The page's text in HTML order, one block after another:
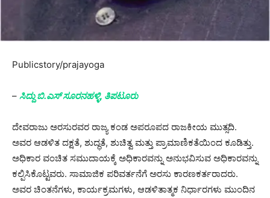
Publicstory/prajayoga
– ಸಿದ್ದು ಬಿ.ಎಸ್ ಸೂರನಹಳ್ಳಿ, ತಿಪಟೂರು
ದೇವರಾಜು ಅರಸುರವರ ರಾಜ್ಯ ಕಂಡ ಅಪರೂಪದ ರಾಜಕೀಯ ಮುತ್ಸದಿ.
ಅವರ ಆಡಳಿತ ದಕ್ಷತೆ, ಶುದ್ಧತೆ, ಶುಚಿತ್ವ ಮತ್ತು ಪ್ರಾಮಾಣಿಕತೆಯಿಂದ ಕೂಡಿತ್ತು.
ಅಧಿಕಾರ ವಂಚಿತ ಸಮುದಾಯಕ್ಕೆ ಅಧಿಕಾರವನ್ನು ಅನುಭವಿಸುವ ಅಧಿಕಾರವನ್ನು
ಕಲ್ಪಿಸಿಕೊಟ್ಟವರು. ಸಾಮಾಜಿಕ ಪರಿವರ್ತನೆಗೆ ಅರಸು ಕಾರಣಕರ್ತರಾದರು.
ಅವರ ಚಿಂತನೆಗಳು, ಕಾರ್ಯಕ್ರಮಗಳು, ಆಡಳಿತಾತ್ಮಕ ನಿರ್ಧಾರಗಳು ಮುಂದಿನ